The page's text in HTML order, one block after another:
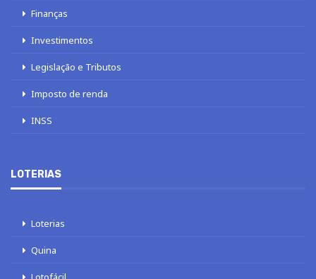
Finanças
Investimentos
Legislação e Tributos
Imposto de renda
INSS
LOTERIAS
Loterias
Quina